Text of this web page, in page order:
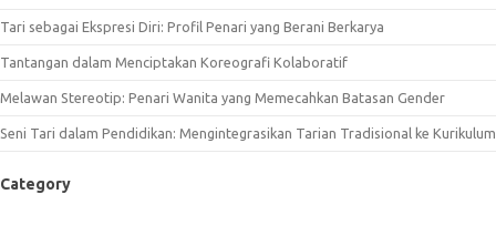
Tari sebagai Ekspresi Diri: Profil Penari yang Berani Berkarya
Tantangan dalam Menciptakan Koreografi Kolaboratif
Melawan Stereotip: Penari Wanita yang Memecahkan Batasan Gender
Seni Tari dalam Pendidikan: Mengintegrasikan Tarian Tradisional ke Kurikulum
Category